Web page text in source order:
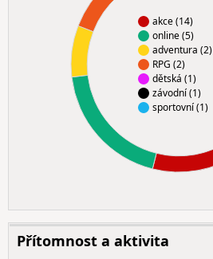
akce (14)
online (5)
adventura (2)
RPG (2)
dětská (1)
závodní (1)
sportovní (1)
Přítomnost a aktivita